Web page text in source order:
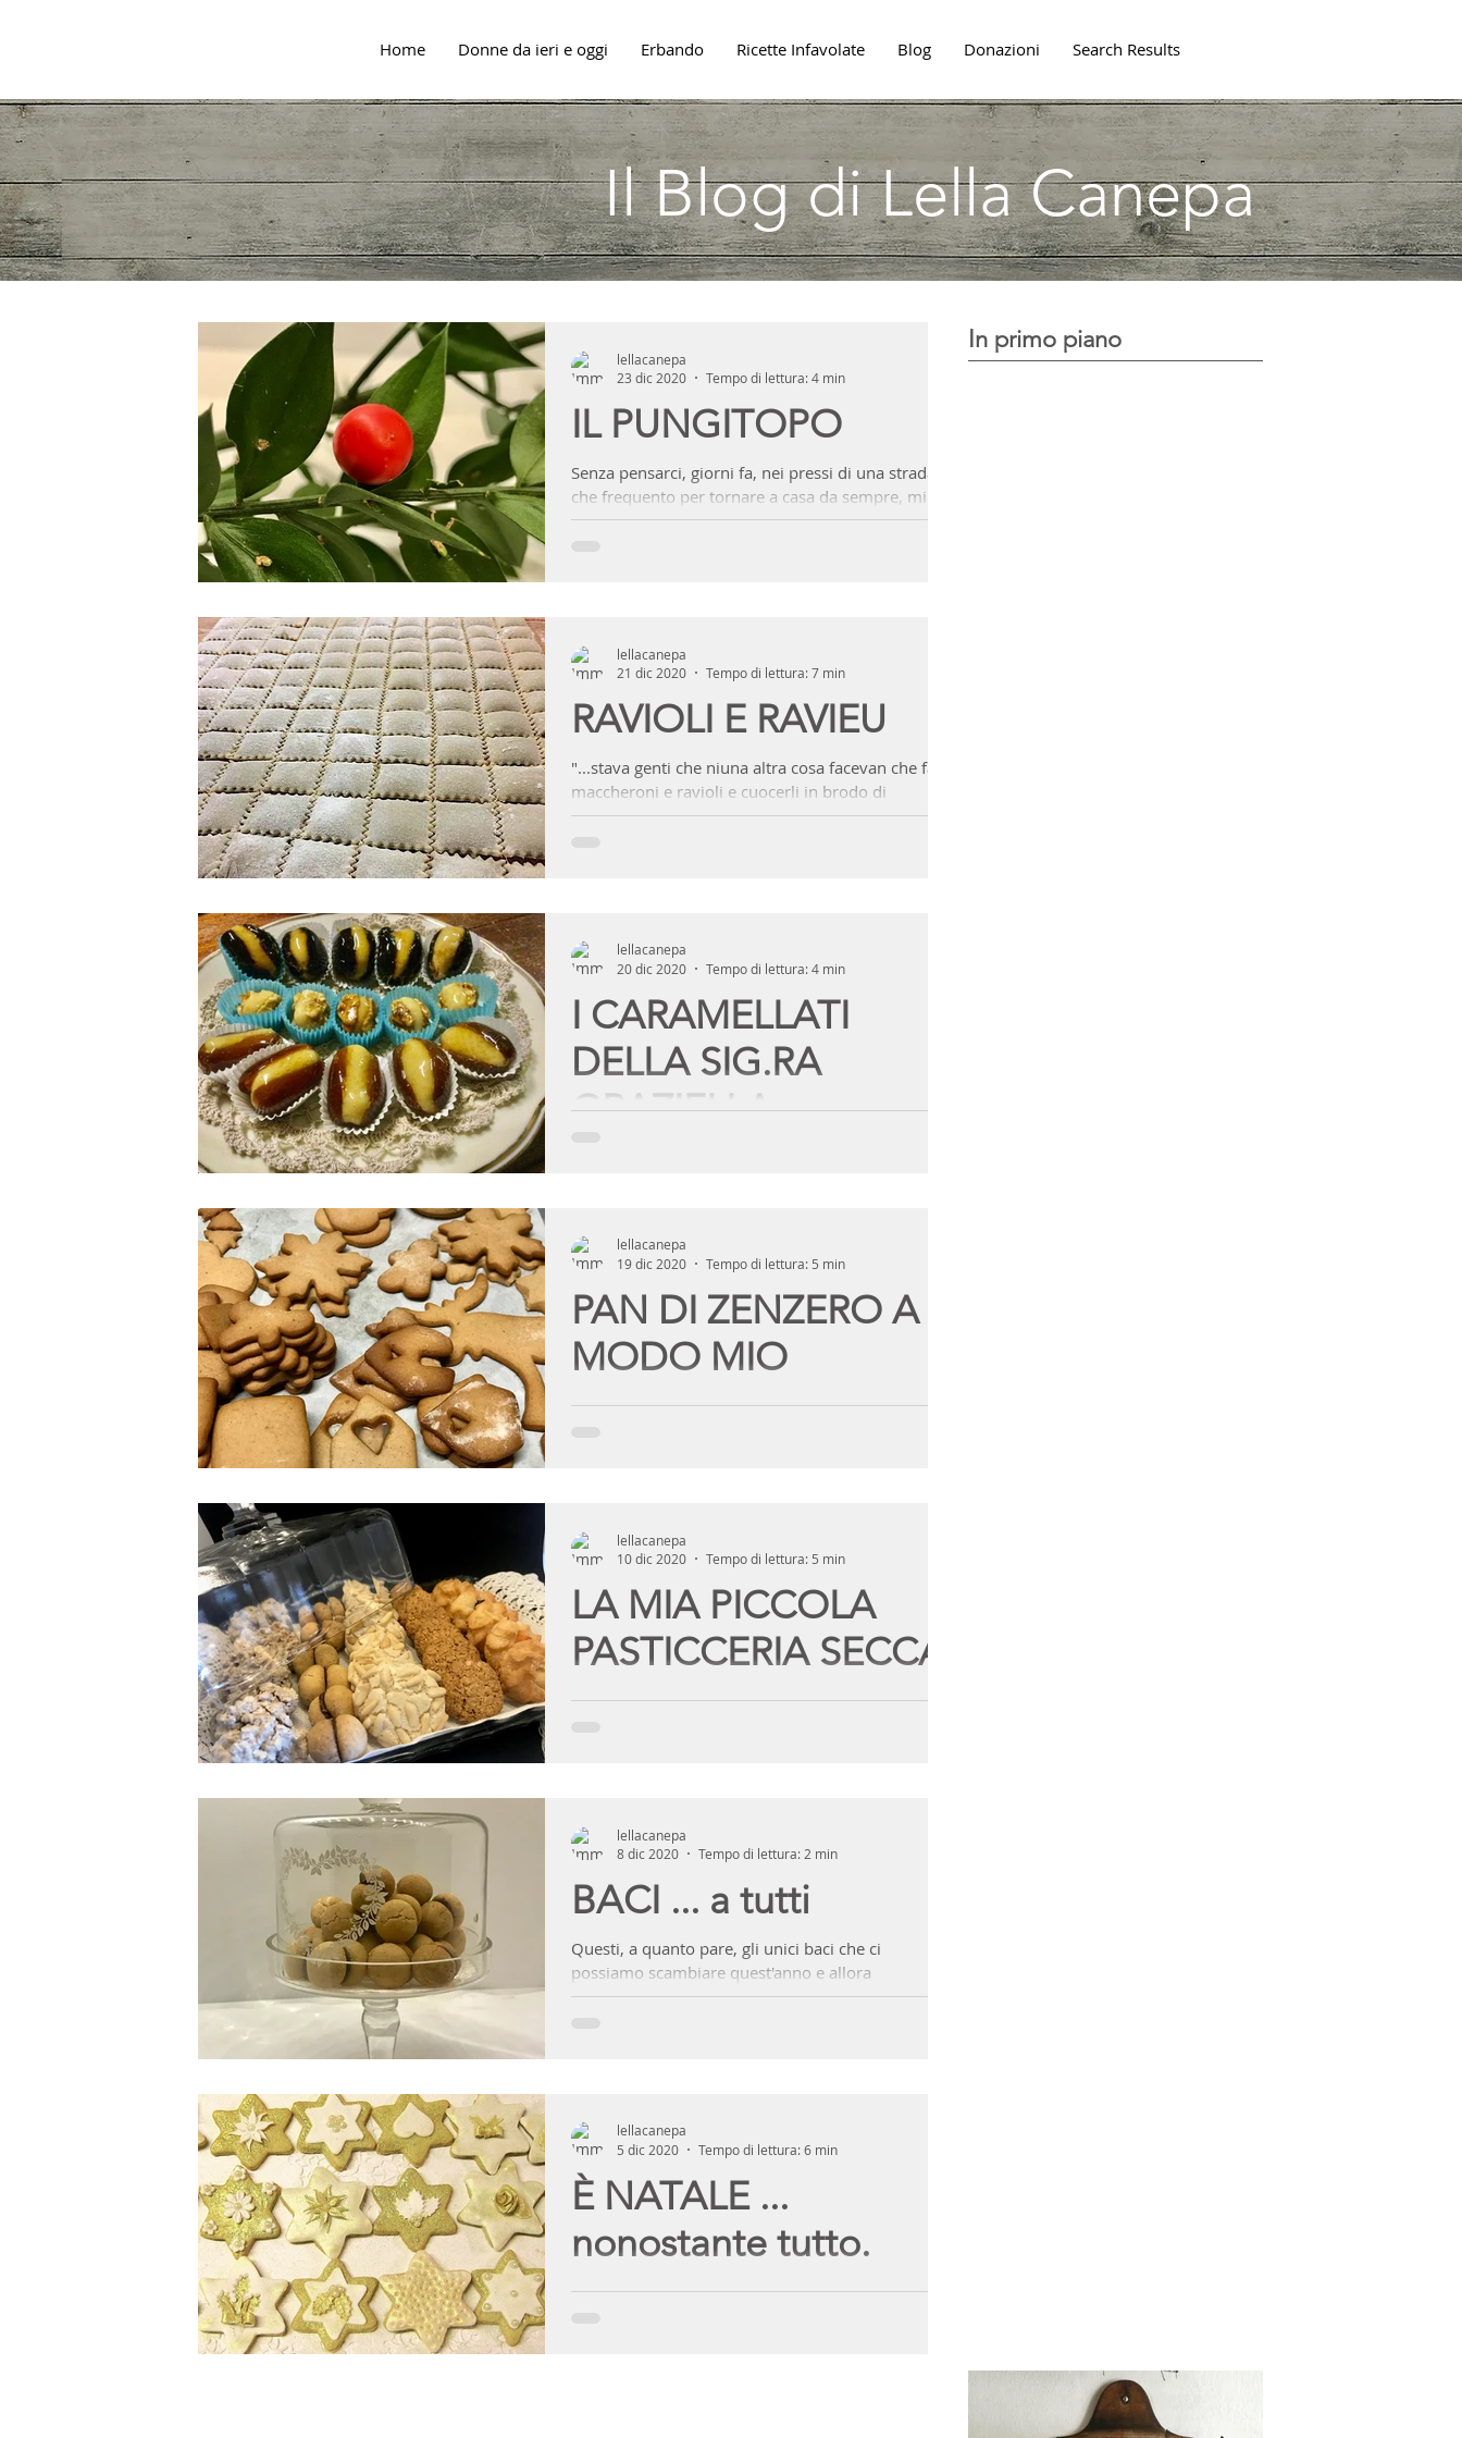
Home Donne da ieri e oggi Erbando Ricette Infavolate Blog Donazioni Search Results
Il Blog di Lella Canepa
IL PUNGITOPO
Senza pensarci, giorni fa, nei pressi di una strada
che frequento per tornare a casa da sempre, mi
sono imbattuta in un bosco di...
lellacanepa
23 dic 2020
Tempo di lettura: 4 min
RAVIOLI E RAVIEU
"...stava genti che niuna altra cosa facevan che far
maccheroni e ravioli e cuocerli in brodo di
capponi..." Decamerone - Giovanni...
lellacanepa
21 dic 2020
Tempo di lettura: 7 min
I CARAMELLATI
DELLA SIG.RA
GRAZIELLA
lellacanepa
20 dic 2020
Tempo di lettura: 4 min
PAN DI ZENZERO A
MODO MIO
Dove o da chi ho avuto questa ricetta non potrei
lellacanepa
19 dic 2020
Tempo di lettura: 5 min
LA MIA PICCOLA
PASTICCERIA SECCA
Nei ristoranti di lusso c'è sempre un cuoco addetto
lellacanepa
10 dic 2020
Tempo di lettura: 5 min
BACI ... a tutti
Questi, a quanto pare, gli unici baci che ci
possiamo scambiare quest'anno e allora
facciamone scorta. Spero che nessun esperto in...
lellacanepa
8 dic 2020
Tempo di lettura: 2 min
È NATALE ...
nonostante tutto.
Post estremamente difficile quest'anno, mi è stato
lellacanepa
5 dic 2020
Tempo di lettura: 6 min
In primo piano